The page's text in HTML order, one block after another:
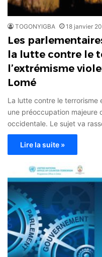
TOGONYIGBA 18 janvier
Les
la lutte contre le
l’extrémisme
Lomé
La lutte contre le terrorisme
une préoccupation majeure
occidentale. Le sujet va
Lire la suite »